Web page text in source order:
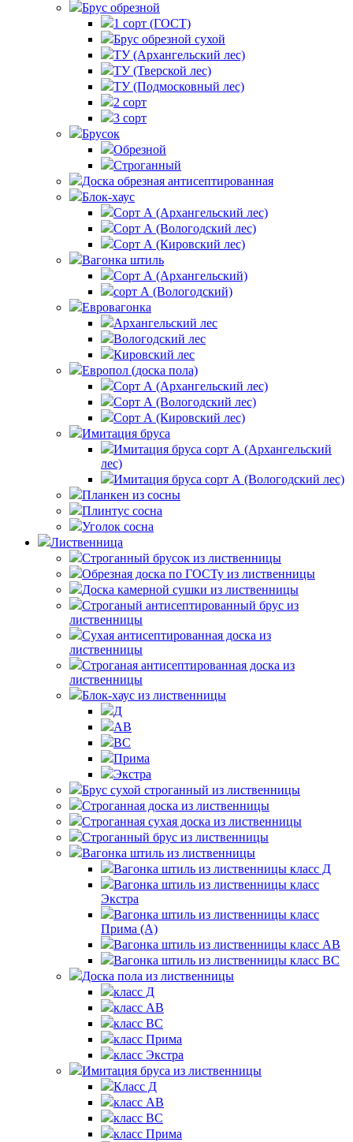
Брус обрезной
1 сорт (ГОСТ)
Брус обрезной сухой
ТУ (Архангельский лес)
ТУ (Тверской лес)
ТУ (Подмосковный лес)
2 сорт
3 сорт
Брусок
Обрезной
Строганный
Доска обрезная антисептированная
Блок-хаус
Сорт А (Архангельский лес)
Сорт А (Вологодский лес)
Сорт А (Кировский лес)
Вагонка штиль
Сорт А (Архангельский)
сорт А (Вологодский)
Евровагонка
Архангельский лес
Вологодский лес
Кировский лес
Европол (доска пола)
Сорт А (Архангельский лес)‎
Сорт А (Вологодский лес)‎
Сорт А (Кировский лес)‎
Имитация бруса
Имитация бруса сорт А (Архангельский
лес)
Имитация бруса сорт А (Вологодский лес)
Планкен из сосны
Плинтус сосна
Уголок сосна
Лиственница
Строганный брусок из лиственницы
Обрезная доска по ГОСТу из лиственницы
Доска камерной сушки из лиственницы
Строганый антисептированный брус из
лиственницы
Сухая антисептированная доска из
лиственницы
Строганая антисептированная доска из
лиственницы
Блок-хаус из лиственницы
Д
АВ
ВС
Прима
Экстра
Брус сухой строганный из лиственницы
Строганная доска из лиственницы
Строганная сухая доска из лиственницы
Строганный брус из лиственницы
Вагонка штиль из лиственницы
Вагонка штиль из лиственницы класс Д
Вагонка штиль из лиственницы класс
Экстра
Вагонка штиль из лиственницы класс
Прима (А)
Вагонка штиль из лиственницы класс АВ
Вагонка штиль из лиственницы класс BС
Доска пола из лиственницы
класс Д
класс AB
класс ВС
класс Прима
класс Экстра
Имитация бруса из лиственницы
Класс Д
класс AB
класс BC
класс Прима